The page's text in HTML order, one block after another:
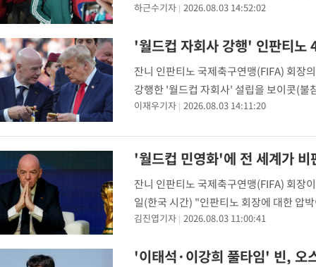
현지 시간 오후 8시35분 산티아고 공항
하근수기자 2026.08.03 14:52:02
'월드컵 자회사 강행' 인판티
잔니 인판티노 국제축구연맹(FIFA) 회장
강행한 '월드컵 자회사' 설립을 보이콧(불
노 회장 지지 철회를 추진하고 대항마를
이재우기자 2026.08.03 14:11:20
'월드컵 민영화'에 전 세계가
잔니 인판티노 국제축구연맹(FIFA) 회장
일(한국 시간) "인판티노 회장에 대한 압
보도했다. 인판티노 회장은 최근 월드컵
김진엽기자 2026.08.03 11:00:41
'이태석·이강희 풀타임' 빈, 오